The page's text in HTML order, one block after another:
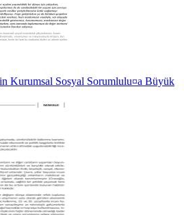
Kurumsal Sosyal Sorumlulu¤a Büyük